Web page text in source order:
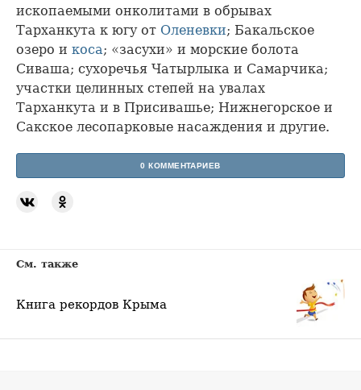
ископаемыми онколитами в обрывах
Тарханкута к югу от Оленевки; Бакальское
озеро и коса; «засухи» и морские болота
Сиваша; сухоречья Чатырлыка и Самарчика;
участки целинных степей на увалах
Тарханкута и в Присивашье; Нижнегорское и
Сакское лесопарковые насаждения и другие.
0 КОММЕНТАРИЕВ
См. также
Книга рекордов Крыма